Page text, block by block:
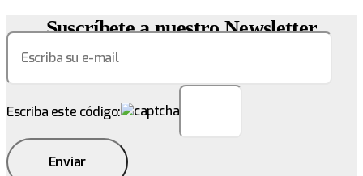
Suscríbete a nuestro Newsletter
Escriba este código:
Enviar